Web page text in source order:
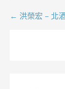
文← 洪榮宏 – 北